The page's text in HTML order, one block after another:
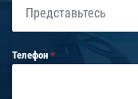
Телефон